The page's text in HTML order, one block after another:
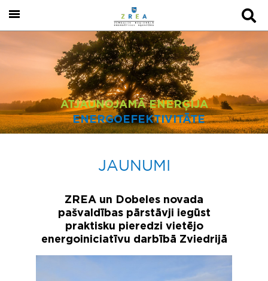
ATJAUNOJAMĀ ENERĢIJA
ENERGOEFEKTIVITĀTE
JAUNUMI
ZREA un Dobeles novada
pašvaldības pārstāvji iegūst
praktisku pieredzi vietējo
energoiniciatīvu darbībā Zviedrijā